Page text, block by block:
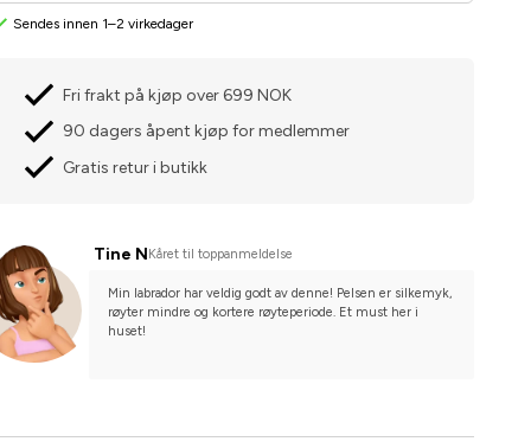
Sendes innen 1–2 virkedager
Fri frakt på kjøp over 699 NOK
90 dagers åpent kjøp for medlemmer
Gratis retur i butikk
Tine NKåret til toppanmeldelse
Min labrador har veldig godt av denne! Pelsen er silkemyk,
røyter mindre og kortere røyteperiode. Et must her i
huset!